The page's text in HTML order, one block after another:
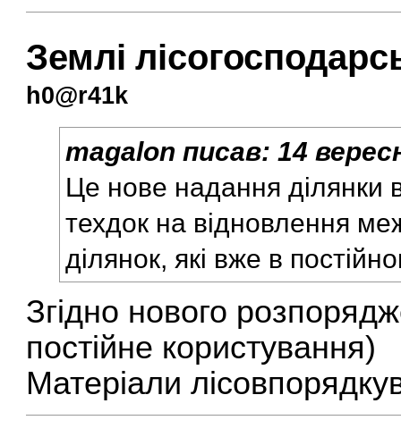
Землі
h0@r41k
magalon писав:14
Це нове надання ділянки
техдок на відновлення
ділянок, які вже в
Згідно нового
постійне користування)
Матеріали